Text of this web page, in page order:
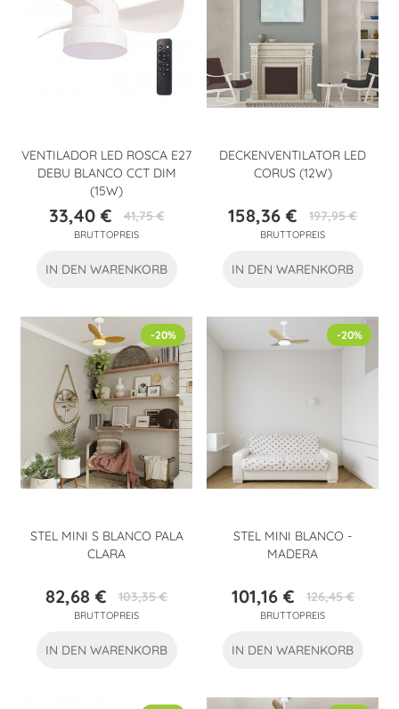
VENTILADOR LED ROSCA E27
DEBU BLANCO CCT DIM
(15W)
Preis
33,40 €Verkaufspreis
41,75 €
BRUTTOPREIS
IN DEN WARENKORB
DECKENVENTILATOR LED
CORUS (12W)
Preis
158,36 €Verkaufspreis
197,95 €
BRUTTOPREIS
IN DEN WARENKORB
STEL MINI S BLANCO PALA
CLARA
Preis
82,68 €Verkaufspreis
103,35 €
BRUTTOPREIS
-20%
IN DEN WARENKORB
STEL MINI BLANCO -
MADERA
Preis
101,16 €Verkaufspreis
126,45 €
BRUTTOPREIS
-20%
IN DEN WARENKORB